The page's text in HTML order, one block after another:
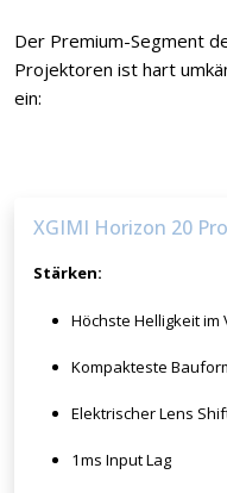
Der Premium-Segment
Projektoren ist hart
ein:
XGIMI Horizon 20 Pro
Stärken:
Höchste Helligkeit im
Kompakteste
Elektrischer Lens
1ms Input Lag